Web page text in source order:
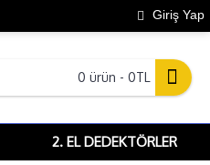
Giriş Yap
0 ürün - 0TL
2. EL DEDEKTÖRLER